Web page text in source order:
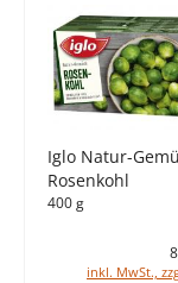
Iglo Natur-
Rosenkohl
400 g
inkl. MwSt.,